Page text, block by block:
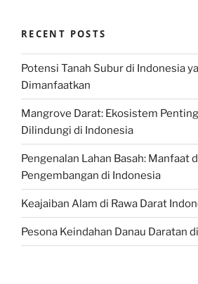
RECENT POSTS
Potensi Tanah Subur di Indonesia
Dimanfaatkan
Mangrove Darat: Ekosistem
Dilindungi di Indonesia
Pengenalan Lahan Basah: Manfaat
Pengembangan di Indonesia
Keajaiban Alam di Rawa Darat
Pesona Keindahan Danau Daratan